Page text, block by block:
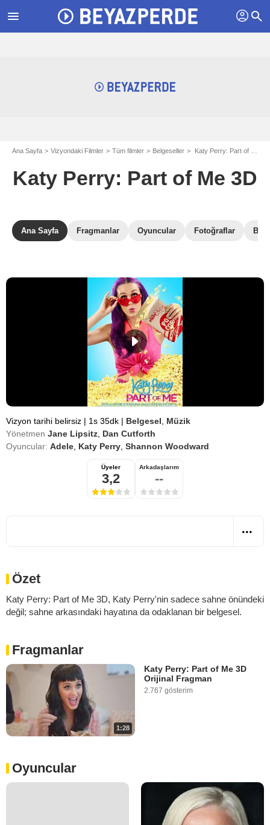
menu profil search
Ana Sayfa Vizyondaki Filmler Tüm filmler Belgeseller Katy Perry: Part of Me 3D
Katy Perry: Part of Me 3D
Ana Sayfa Fragmanlar Oyuncular Fotoğraflar Box
Vizyon tarihi belirsiz | 1s 35dk | Belgesel
Müzik
Yönetmen Jane Lipsitz Dan Cutforth
Oyuncular: Adele Katy Perry Shannon Woodward
Üyeler
3,2
Arkadaşlarım
--
Özet
Katy Perry: Part of Me 3D, Katy Perry'nin sadece sahne önündeki
değil; sahne arkasındaki hayatına da odaklanan bir belgesel.
Fragmanlar
1:28
Katy Perry: Part of Me 3D
Orijinal Fragman
2.767 gösterim
Oyuncular